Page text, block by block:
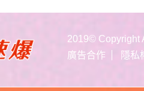
2019© Copyright
廣告合作
隱私